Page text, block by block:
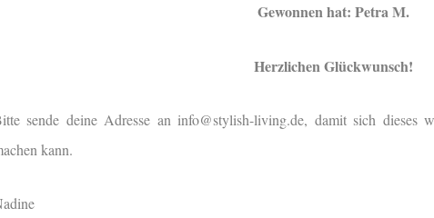
Gewonnen hat: Petra M.
Herzlichen Glückwunsch!
sende deine Adresse an info@stylish-living.de, damit sich dieses
kann.